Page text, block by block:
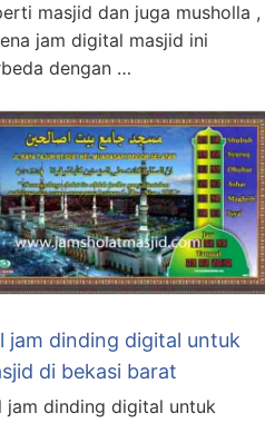
masjid dan juga musholla ,
jam digital masjid ini
dengan …
jam dinding digital untuk
di bekasi barat
jam dinding digital untuk